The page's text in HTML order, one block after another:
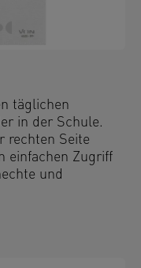
täglichen
in der Schule.
rechten Seite
einfachen Zugriff
und
Schutz der
extern